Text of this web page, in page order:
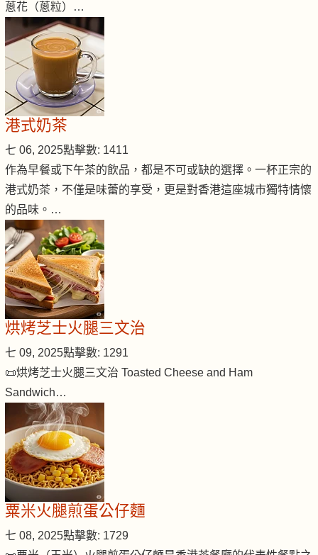
蔥花（蔥粒）…
港式奶茶
七 06, 2025點擊數: 1411
作為早餐或下午茶的飲品，都是不可或缺的選擇。一杯正宗的
港式奶茶，不僅是味蕾的享受，更是對香港這座城市獨特情懷
的品味。…
烘烤芝士火腿三文治
七 09, 2025點擊數: 1291
📜烘烤芝士火腿三文治 Toasted Cheese and Ham
Sandwich…
粟米火腿煎蛋公仔麵
七 08, 2025點擊數: 1729